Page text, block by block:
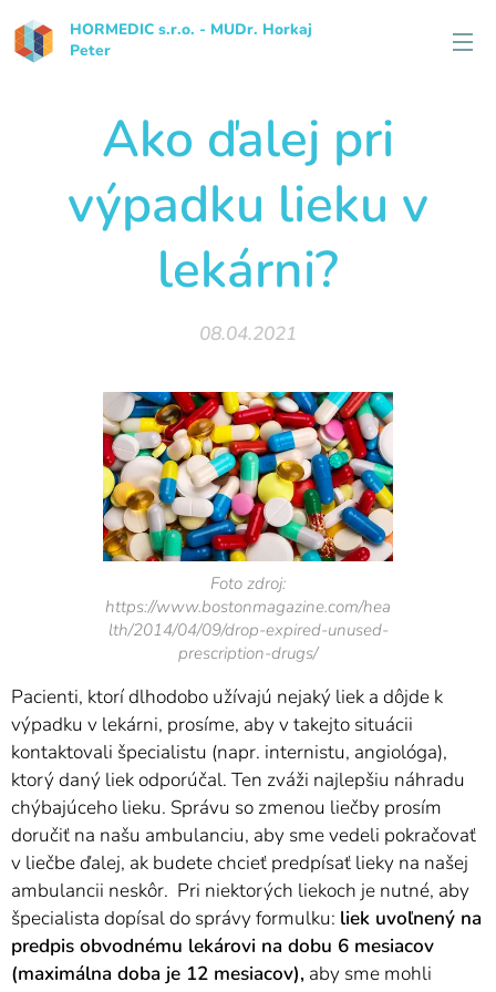
HORMEDIC s.r.o. - MUDr. Horkaj
Peter
Ako ďalej pri
výpadku lieku v
lekárni?
08.04.2021
Foto zdroj:
https://www.bostonmagazine.com/hea
lth/2014/04/09/drop-expired-unused-
prescription-drugs/
Pacienti, ktorí dlhodobo užívajú nejaký liek a dôjde k
výpadku v lekárni, prosíme, aby v takejto situácii
kontaktovali špecialistu (napr. internistu, angiológa),
ktorý daný liek odporúčal. Ten zváži najlepšiu náhradu
chýbajúceho lieku. Správu so zmenou liečby prosím
doručiť na našu ambulanciu, aby sme vedeli pokračovať
v liečbe ďalej, ak budete chcieť predpísať lieky na našej
ambulancii neskôr. Pri niektorých liekoch je nutné, aby
špecialista dopísal do správy formulku: liek uvoľnený na
predpis obvodnému lekárovi na dobu 6 mesiacov
(maximálna doba je 12 mesiacov), aby sme mohli